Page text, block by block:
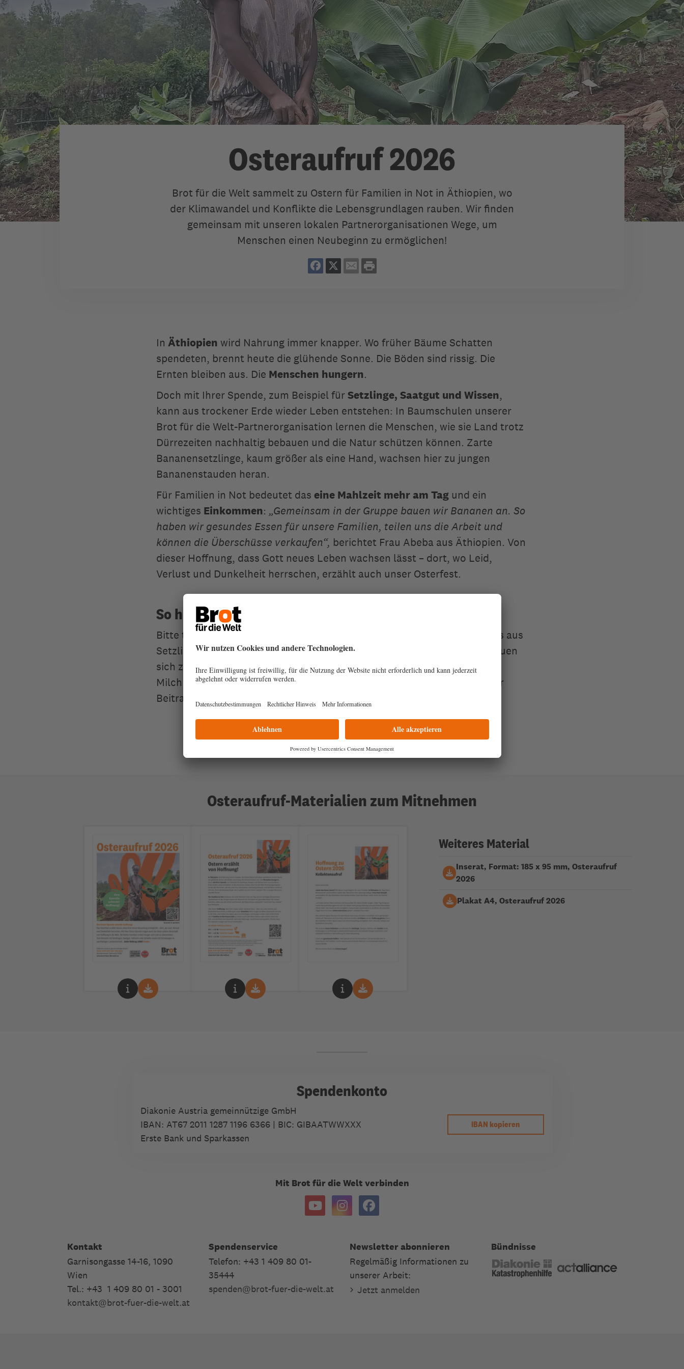
Osteraufruf 2026
Brot für die Welt sammelt zu Ostern für Familien in Not in Äthiopien, wo
der Klimawandel und Konflikte die Lebensgrundlagen rauben. Wir finden
gemeinsam mit unseren lokalen Partnerorganisationen Wege, um
Menschen einen Neubeginn zu ermöglichen!
In Äthiopien wird Nahrung immer knapper. Wo früher Bäume Schatten
spendeten, brennt heute die glühende Sonne. Die Böden sind rissig. Die
Ernten bleiben aus. Die Menschen hungern.
Doch mit Ihrer Spende, zum Beispiel fürSetzlinge, Saatgut und Wissen,
kann aus trockener Erde wieder Leben entstehen: In Baumschulen unserer
Brot für die Welt-Partnerorganisation lernen die Menschen, wie sie Land trotz
Dürrezeiten nachhaltig bebauen und die Natur schützen können. Zarte
Bananensetzlinge, kaum größer als eine Hand, wachsen hier zu jungen
Bananenstauden heran.
Für Familien in Not bedeutet das eine Mahlzeit mehr am Tag und ein
wichtiges Einkommen: „Gemeinsam in der Gruppe bauen wir Bananen an. So
haben wir gesundes Essen für unsere Familien, teilen uns die Arbeit und
können die Überschüsse verkaufen“, berichtet Frau Abeba aus Äthiopien. Von
dieser Hoffnung, dass Gott neues Leben wachsen lässt – dort, wo Leid,
Verlust und Dunkelheit herrschen, erzählt auch unser Osterfest.
So hilft Ihre Pfarrgemeinde!
Bitte tragen Sie Zuversicht mit uns in die Welt. Und helfen Sie dabei, dass aus
Setzlingen und Saatgut wieder eine reiche Ernte wird.
Familien in Not freuen
sich zu Ostern auch sehr über Hühner oder Schafe. Denn die Eier und die
Milch sind ebenfalls wertvolle Nahrungs- und Einkommensquellen. Jeder
Beitrag zählt!
Osteraufruf-Materialien zum Mitnehmen
Weiteres Material
Inserat, Format: 185 x 95 mm, Osteraufruf
2026
Plakat A4, Osteraufruf 2026
Spendenkonto
Diakonie Austria gemeinnützige GmbH
IBAN: AT67 2011 1287 1196 6366| BIC: GIBAATWWXXX
Erste Bank und Sparkassen
IBAN kopieren
Mit Brot für die Welt verbinden
Kontakt
Garnisongasse 14-16, 1090
Wien
Tel.: +43 1 409 80 01 - 3001
kontakt@brot-fuer-die-welt.at
Spendenservice
Telefon: +43 1 409 80 01-
35444
spenden@brot-fuer-die-welt.at
Newsletter abonnieren
Regelmäßig Informationen zu
unserer Arbeit:
Jetzt anmelden
Bündnisse